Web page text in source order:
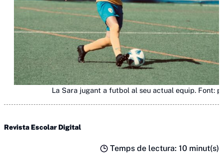
La Sara jugant a futbol al seu actual equip. Font:
Revista Escolar Digital
Temps de lectura: 10 minut(s)